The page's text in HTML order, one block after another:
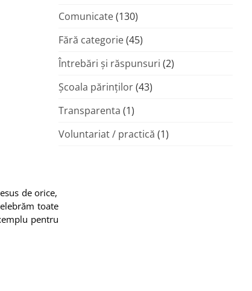
de orice,
toate
pentru
Comunicate(130)
Fără categorie(45)
Întrebări și răspunsuri (2)
Şcoala părinţilor(43)
Transparenta (1)
Voluntariat / practică (1)